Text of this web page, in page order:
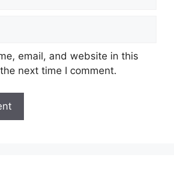
email, and website in this
next time I comment.